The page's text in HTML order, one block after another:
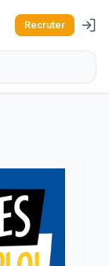
Recruter